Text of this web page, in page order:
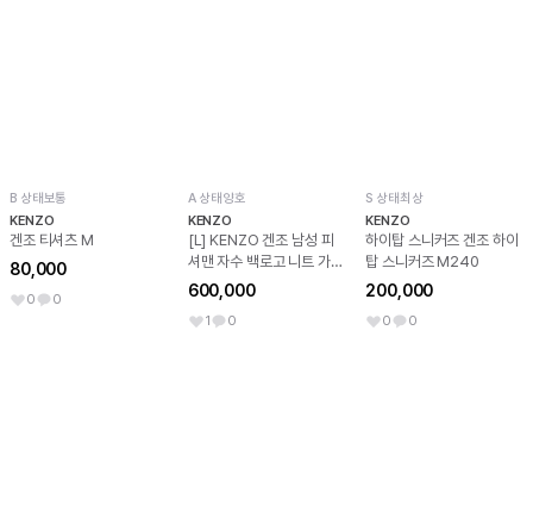
B 상태보통
KENZO
겐조 티셔츠 M
80,000
0 0
A 상태양호
KENZO
[L] KENZO 겐조 남성 피
셔맨 자수 백로고 니트 가디
건 블루 .
600,000
1 0
S 상태최상
KENZO
하이탑 스니커즈 겐조 하이
탑 스니커즈 M240
200,000
0 0